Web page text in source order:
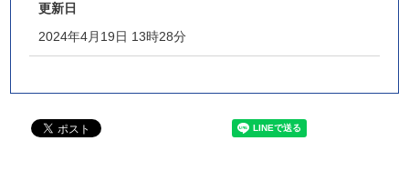
更新日
2024年4月19日 13時28分